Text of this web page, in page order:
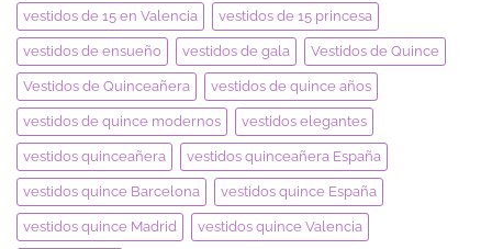
vestidos de 15 en Valencia vestidos de 15 princesa
vestidos de ensueño vestidos de gala Vestidos de Quince
Vestidos de Quinceañera vestidos de quince años
vestidos de quince modernos vestidos elegantes
vestidos quinceañera vestidos quinceañera España
vestidos quince Barcelona vestidos quince España
vestidos quince Madrid vestidos quince Valencia